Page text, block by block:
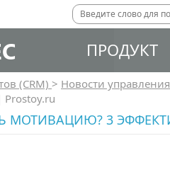
ПРОДУКТ
(CRM) > Новости
Prostoy.ru
МОТИВАЦИЮ? 3